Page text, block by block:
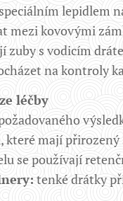
lepidlem
mezi kovovými
zuby s vodicím
na kontroly
léčby
které mají
se používají
tenké drátky